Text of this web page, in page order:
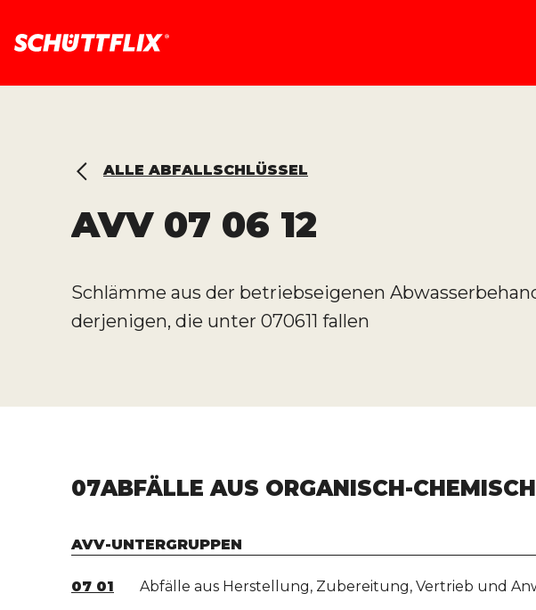
ALLE ABFALLSCHLÜSSEL
AVV 07 06 12
Schlämme aus der betriebseigenen
derjenigen, die unter 070611 fallen
07ABFÄLLE AUS ORGANISCH-
AVV-UNTERGRUPPEN
07 01 Abfälle aus Herstellung, Zubereitung, Vertrieb und